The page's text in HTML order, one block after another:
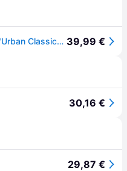
Kurzarmshirt URBAN CLASSICS "Urban Classics Herren Checked Flanell Shirt", Herren, Gr. M, schwarz-weiß (schwarz, charcoal), 100% Baumwolle, kariert, normal, amerikanischer Ausschnitt, Shirts 39,99 €
30,16 €
29,87 €